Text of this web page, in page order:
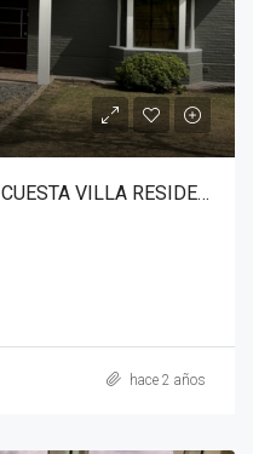
CASA 3 DORMITORIOS – LA CUESTA VILLA RESIDENCIAL – LA CALERA
hace 2 años